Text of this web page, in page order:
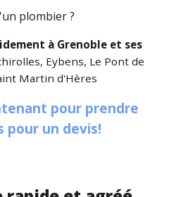
plombier ?
à Grenoble et ses
Eybens, Le Pont de
Martin d'Hères
pour prendre
pour un devis!